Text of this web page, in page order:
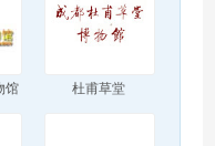
馆 杜甫草堂